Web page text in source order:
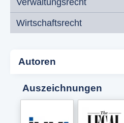
Wirtschaftsrecht
Autoren
Auszeichnungen